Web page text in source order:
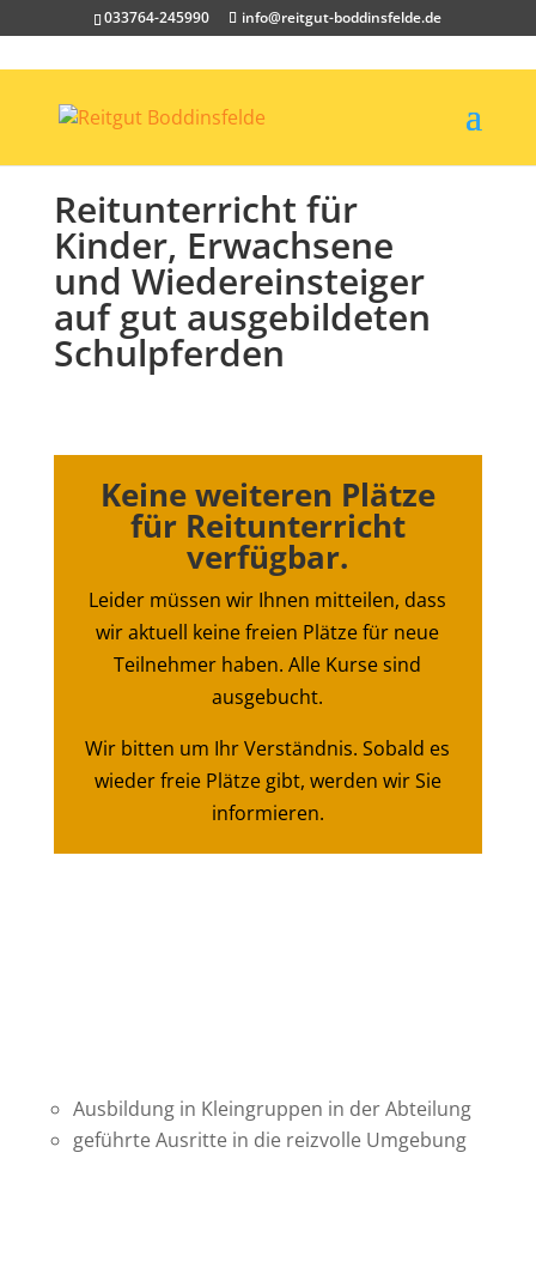
033764-245990 info@reitgut-boddinsfelde.de
Reit­un­ter­richt für
Kinder, Erwachsene
und Wie­der­ein­steiger
auf gut aus­ge­bil­deten
Schulpferden
Keine wei­teren Plätze
für Reit­un­ter­richt
verfügbar.
Leider müssen wir Ihnen mit­teilen, dass
wir aktuell keine freien Plätze für neue
Teil­nehmer haben. Alle Kurse sind
ausgebucht.
Wir bitten um Ihr Ver­ständnis. Sobald es
wieder freie Plätze gibt, werden wir Sie
informieren.
Aus­bildung in Klein­gruppen in der Abteilung
geführte Aus­ritte in die reiz­volle Umgebung